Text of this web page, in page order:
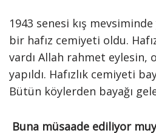
1943 senesi kış
bir hafız cemiyeti oldu.
vardı Allah rahmet eylesin,
yapıldı. Hafızlık cemiyeti
Bütün köylerden bayağı
Buna müsaade ediliyor